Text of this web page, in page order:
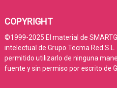
COPYRIGHT
©1999-2025 El material de
intelectual de Grupo Tecma Red
permitido utilizarlo de ninguna
fuente y sin permiso por escrito de